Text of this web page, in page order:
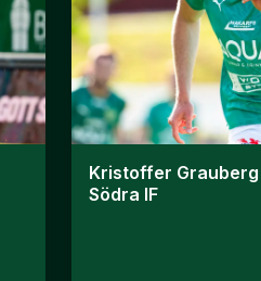
Kristoffer
Södra IF